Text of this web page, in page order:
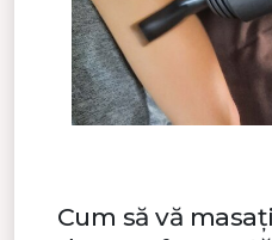
Cum să vă